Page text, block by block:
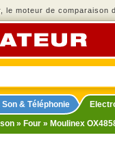
le moteur de comparaison
Son & Téléphonie
» Four » Moulinex